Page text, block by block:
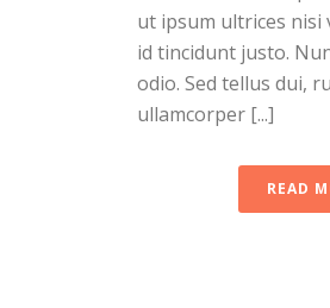
ut ipsum ultrices nisi
id tincidunt justo.
odio. Sed tellus dui,
ullamcorper [...]
READ